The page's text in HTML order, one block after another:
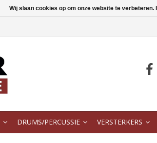
DRUMS/PERCUSSIE VERSTERKERS
Wij slaan cookies op om onze website te verbeteren.